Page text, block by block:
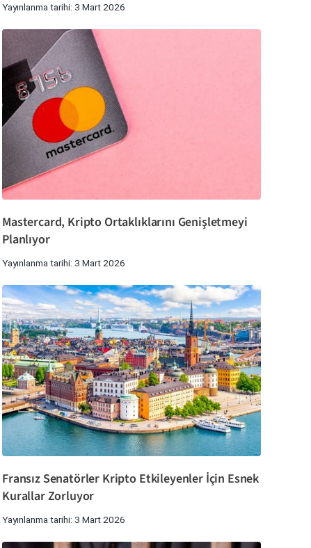
Yayınlanma tarihi: 3 Mart 2026
Mastercard, Kripto Ortaklıklarını Genişletmeyi
Planlıyor
Yayınlanma tarihi: 3 Mart 2026
Fransız Senatörler Kripto Etkileyenler İçin Esnek
Kurallar Zorluyor
Yayınlanma tarihi: 3 Mart 2026